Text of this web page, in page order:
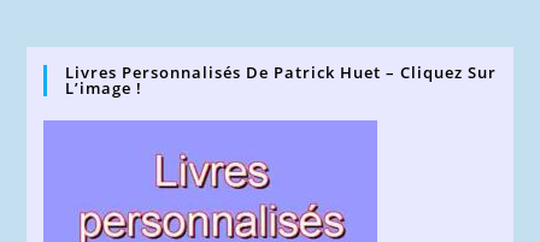
Livres Personnalisés De Patrick Huet – Cliquez Sur
L’image !